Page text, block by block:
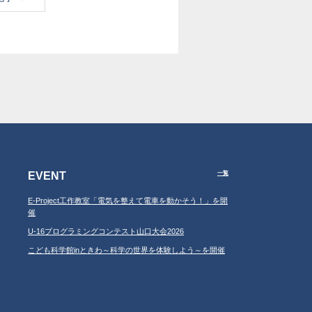
EVENT 一覧
E-Project工作教室「電気を整えて電車を動かそう！」を開
催
U-16プログラミングコンテスト山口大会2026
こども科学館inときわ～科学の世界を体験しよう～を開催